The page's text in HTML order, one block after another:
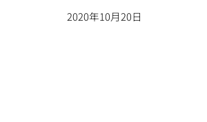
2020年10月20日